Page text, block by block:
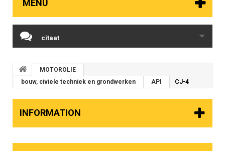
MENU
citaat
MOTOROLIE
bouw, civiele techniek en grondwerken
API CJ-4
INFORMATION